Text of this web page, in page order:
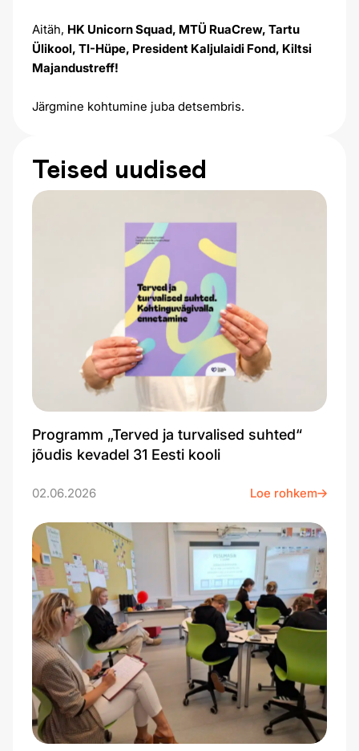
Aitäh, HK Unicorn Squad, MTÜ RuaCrew, Tartu
Ülikool, TI-Hüpe, President Kaljulaidi Fond, Kiltsi
Majandustreff!
Järgmine kohtumine juba detsembris.
Teised uudised
Programm „Terved ja turvalised suhted“
jõudis kevadel 31 Eesti kooli
02.06.2026 Loe rohkem